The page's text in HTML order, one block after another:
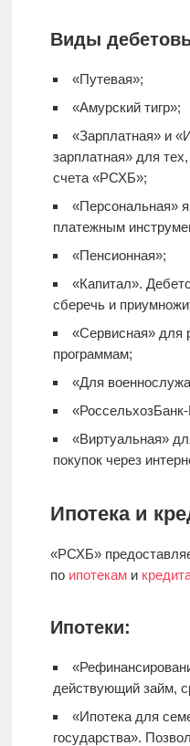
Виды
«Путевая»;
«Амурский тигр»;
«Зарплатная» и
зарплатная» для
счета «РСХБ»;
«Персональная»
платежным
«Пенсионная»;
«Капитал».
сберечь и
«Сервисная» для
программам;
«Для
«Виртуальная»
покупок через
Ипотека и
«РСХБ»
по ипотеками
Ипотеки:
действующий займ,
«Ипотека для
государства».